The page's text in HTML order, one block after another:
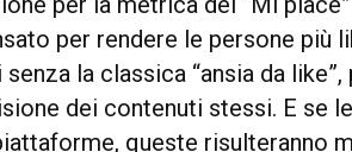
per rendere le persone più
la classica “ansia da
dei contenuti stessi. E se
queste risulteranno